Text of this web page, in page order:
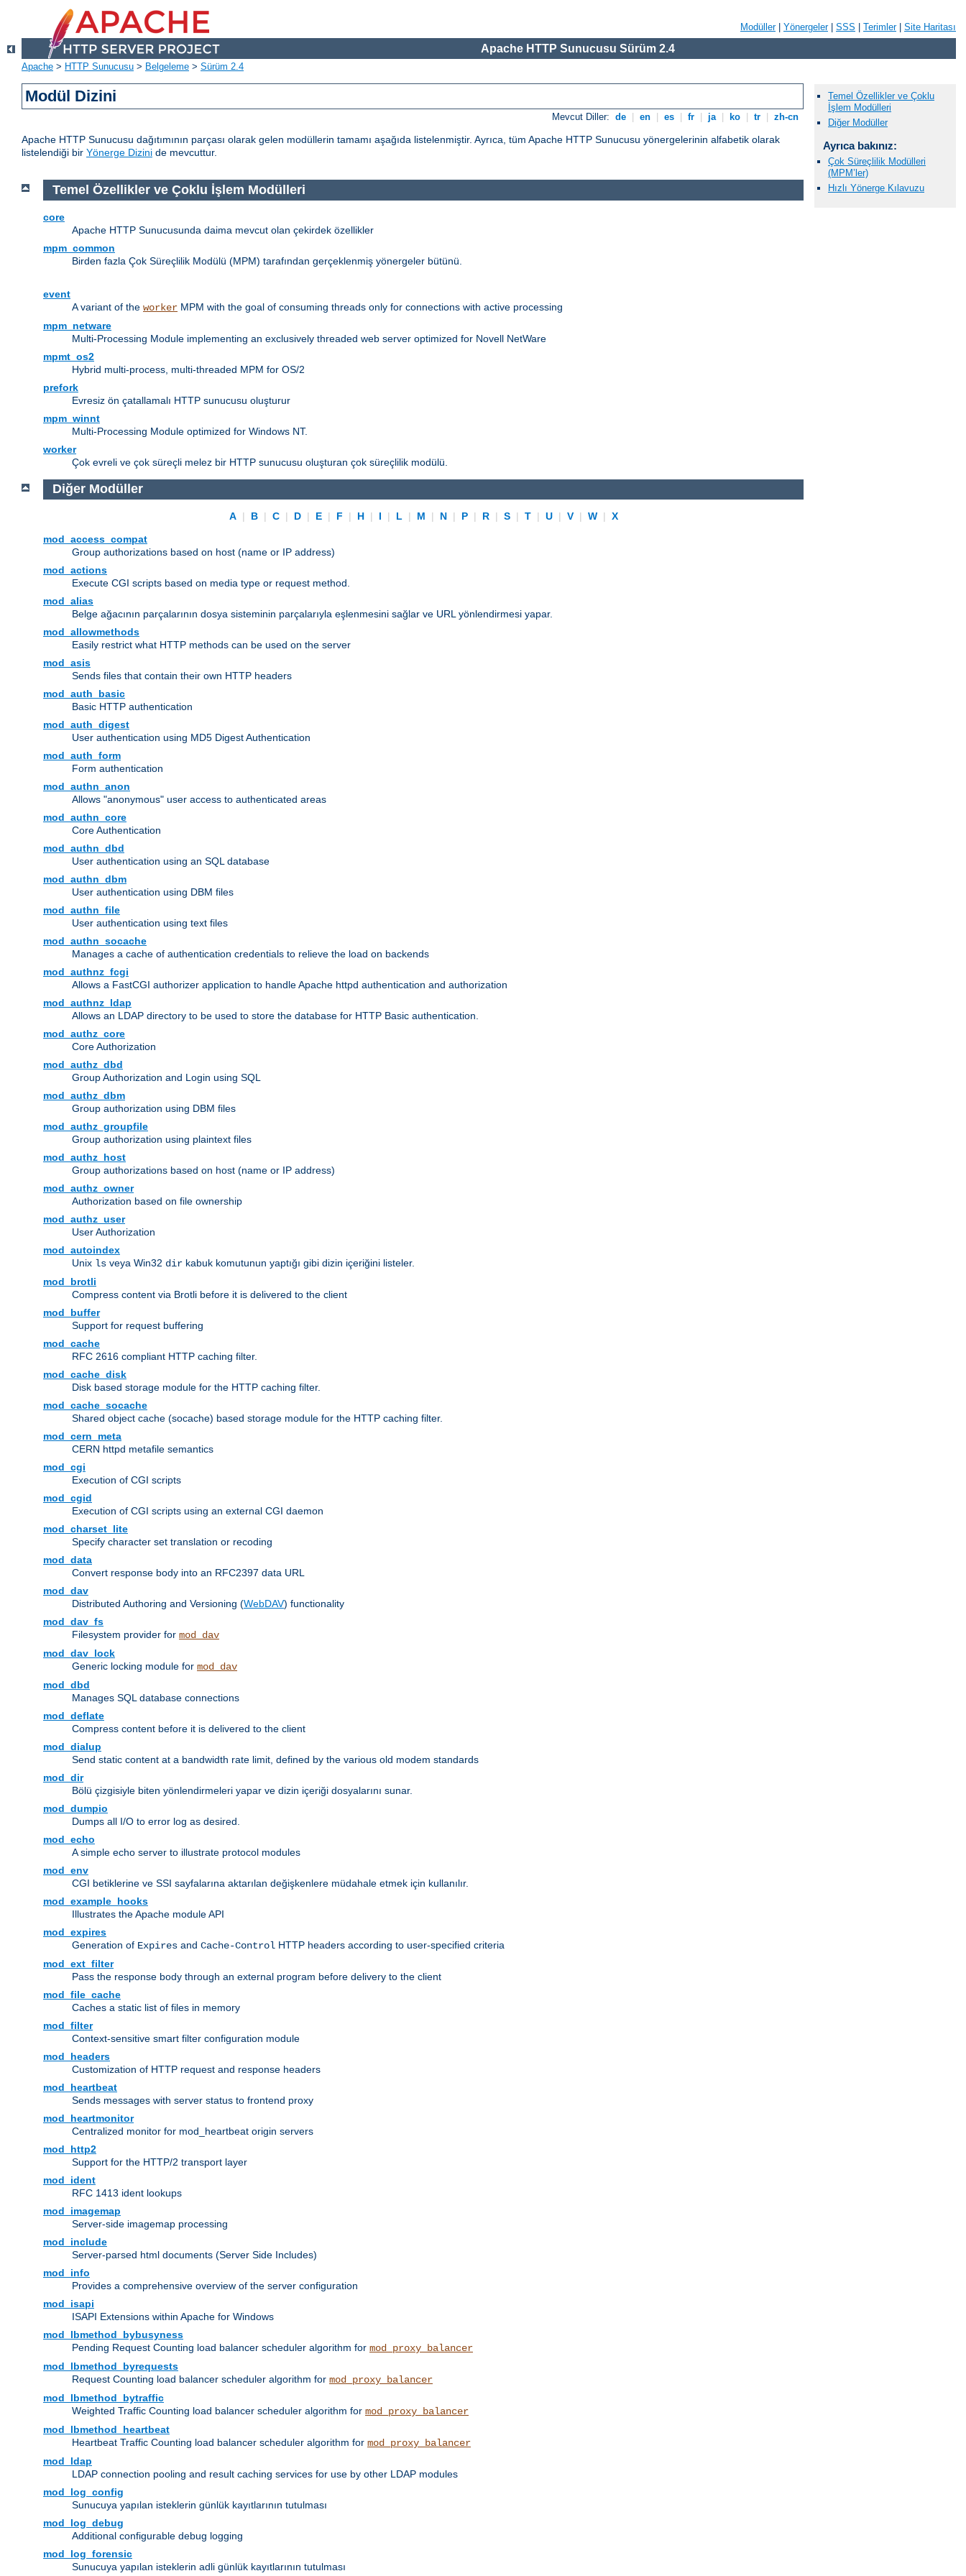
Modüller| Yönergeler| SSS Terimler| Site Haritası
Apache HTTP Sunucusu Sürüm 2.4
Apache > HTTP Sunucusu > Belgeleme > Sürüm 2.4
Modül Dizini
Mevcut Diller: de en es fr ja ko tr zh-cn
Apache HTTP Sunucusu dağıtımının parçası olarak gelen modüllerin tamamı aşağıda listelenmiştir. Ayrıca, tüm Apache HTTP Sunucusu yönergelerinin alfabetik olarak
listelendiği bir Yönerge Dizini de mevcuttur.
Temel Özellikler ve Çoklu
İşlem Modülleri
Diğer Modüller
Ayrıca bakınız:
Çok Süreçlilik Modülleri
(MPM’ler)
Hızlı Yönerge Kılavuzu
Temel Özellikler ve Çoklu İşlem Modülleri
core
Apache HTTP Sunucusunda daima mevcut olan çekirdek özellikler
mpm_common
Birden fazla Çok Süreçlilik Modülü (MPM) tarafından gerçeklenmiş yönergeler bütünü.
event
A variant of the worker MPM with the goal of consuming threads only for connections with active processing
mpm_netware
Multi-Processing Module implementing an exclusively threaded web server optimized for Novell NetWare
mpmt_os2
Hybrid multi-process, multi-threaded MPM for OS/2
prefork
Evresiz ön çatallamalı HTTP sunucusu oluşturur
mpm_winnt
Multi-Processing Module optimized for Windows NT.
worker
Çok evreli ve çok süreçli melez bir HTTP sunucusu oluşturan çok süreçlilik modülü.
Diğer Modüller
A | B | C | D | E | F | H | I | L | M | N | P | R | S | T | U | V | W |
X
mod_access_compat
Group authorizations based on host (name or IP address)
mod_actions
Execute CGI scripts based on media type or request method.
mod_alias
Belge ağacının parçalarının dosya sisteminin parçalarıyla eşlenmesini sağlar ve URL yönlendirmesi yapar.
mod_allowmethods
Easily restrict what HTTP methods can be used on the server
mod_asis
Sends files that contain their own HTTP headers
mod_auth_basic
Basic HTTP authentication
mod_auth_digest
User authentication using MD5 Digest Authentication
mod_auth_form
Form authentication
mod_authn_anon
Allows "anonymous" user access to authenticated areas
mod_authn_core
Core Authentication
mod_authn_dbd
User authentication using an SQL database
mod_authn_dbm
User authentication using DBM files
mod_authn_file
User authentication using text files
mod_authn_socache
Manages a cache of authentication credentials to relieve the load on backends
mod_authnz_fcgi
Allows a FastCGI authorizer application to handle Apache httpd authentication and authorization
mod_authnz_ldap
Allows an LDAP directory to be used to store the database for HTTP Basic authentication.
mod_authz_core
Core Authorization
mod_authz_dbd
Group Authorization and Login using SQL
mod_authz_dbm
Group authorization using DBM files
mod_authz_groupfile
Group authorization using plaintext files
mod_authz_host
Group authorizations based on host (name or IP address)
mod_authz_owner
Authorization based on file ownership
mod_authz_user
User Authorization
mod_autoindex
Unix ls veya Win32 dir kabuk komutunun yaptığı gibi dizin içeriğini listeler.
mod_brotli
Compress content via Brotli before it is delivered to the client
mod_buffer
Support for request buffering
mod_cache
RFC 2616 compliant HTTP caching filter.
mod_cache_disk
Disk based storage module for the HTTP caching filter.
mod_cache_socache
Shared object cache (socache) based storage module for the HTTP caching filter.
mod_cern_meta
CERN httpd metafile semantics
mod_cgi
Execution of CGI scripts
mod_cgid
Execution of CGI scripts using an external CGI daemon
mod_charset_lite
Specify character set translation or recoding
mod_data
Convert response body into an RFC2397 data URL
mod_dav
Distributed Authoring and Versioning (WebDAV) functionality
mod_dav_fs
Filesystem provider for mod_dav
mod_dav_lock
Generic locking module for mod_dav
mod_dbd
Manages SQL database connections
mod_deflate
Compress content before it is delivered to the client
mod_dialup
Send static content at a bandwidth rate limit, defined by the various old modem standards
mod_dir
Bölü çizgisiyle biten yönlendirmeleri yapar ve dizin içeriği dosyalarını sunar.
mod_dumpio
Dumps all I/O to error log as desired.
mod_echo
A simple echo server to illustrate protocol modules
mod_env
CGI betiklerine ve SSI sayfalarına aktarılan değişkenlere müdahale etmek için kullanılır.
mod_example_hooks
Illustrates the Apache module API
mod_expires
Generation of Expires and Cache-Control HTTP headers according to user-specified criteria
mod_ext_filter
Pass the response body through an external program before delivery to the client
mod_file_cache
Caches a static list of files in memory
mod_filter
Context-sensitive smart filter configuration module
mod_headers
Customization of HTTP request and response headers
mod_heartbeat
Sends messages with server status to frontend proxy
mod_heartmonitor
Centralized monitor for mod_heartbeat origin servers
mod_http2
Support for the HTTP/2 transport layer
mod_ident
RFC 1413 ident lookups
mod_imagemap
Server-side imagemap processing
mod_include
Server-parsed html documents (Server Side Includes)
mod_info
Provides a comprehensive overview of the server configuration
mod_isapi
ISAPI Extensions within Apache for Windows
mod_lbmethod_bybusyness
Pending Request Counting load balancer scheduler algorithm for mod_proxy_balancer
mod_lbmethod_byrequests
Request Counting load balancer scheduler algorithm for mod_proxy_balancer
mod_lbmethod_bytraffic
Weighted Traffic Counting load balancer scheduler algorithm for mod_proxy_balancer
mod_lbmethod_heartbeat
Heartbeat Traffic Counting load balancer scheduler algorithm for mod_proxy_balancer
mod_ldap
LDAP connection pooling and result caching services for use by other LDAP modules
mod_log_config
Sunucuya yapılan isteklerin günlük kayıtlarının tutulması
mod_log_debug
Additional configurable debug logging
mod_log_forensic
Sunucuya yapılan isteklerin adli günlük kayıtlarının tutulması